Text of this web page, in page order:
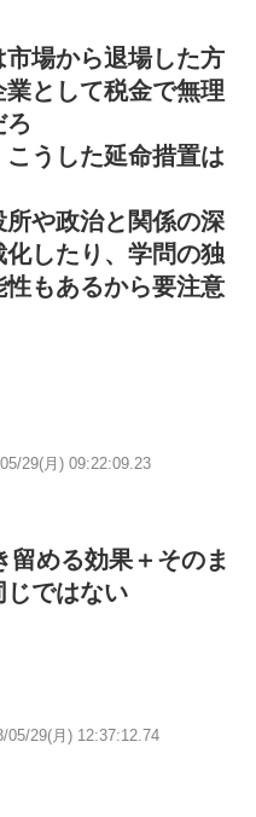
場から退場した方
として税金で無理
ろ
うした延命措置は
や政治と関係の深
したり、学問の独
もあるから要注意
29(月) 09:22:09.23
留める効果＋そのま
じではない
05/29(月) 12:37:12.74